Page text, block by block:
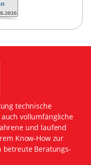
technische
vollumfängliche
und laufend
Know-How zur
betreute Beratungs-